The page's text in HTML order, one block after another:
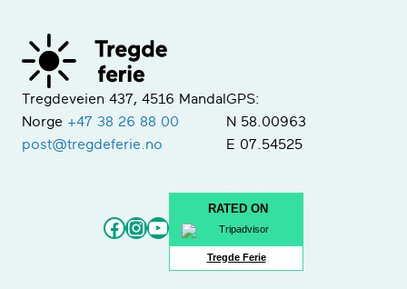
Tregdeveien 437, 4516 Mandal
Norge +47 38 26 88 00
post@tregdeferie.no
GPS:
N 58.00963
E 07.54525
Facebook
Instagram
YouTube
RATED ON
Tregde Ferie